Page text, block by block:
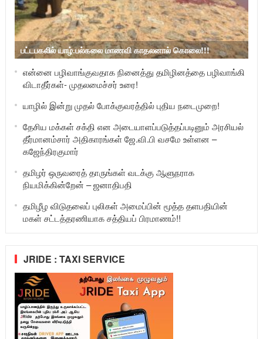
பட்டபகலில் யாழ்.பல்கலை மாணவி காதலனால் கொலை!!!
என்னை பழிவாங்குவதாக நினைத்து தமிழினத்தை பழிவாங்கி
விடாதீர்கள்- முதலமைச்சர் உரை!
யாழில் இன்று முதல் போக்குவரத்தில் புதிய நடைமுறை!
தேசிய மக்கள் சக்தி என அடையாளப்படுத்தப்படினும் அரசியல்
தீர்மானம்சார் அதிகாரங்கள் ஜே.வி.பி வசமே உள்ளன –
கஜேந்திரகுமார்
தமிழர் ஒருவரைத் தாருங்கள் வடக்கு ஆளுநராக
நியமிக்கின்றேன் – ஜனாதிபதி
தமிழீழ விடுதலைப் புலிகள் அமைப்பின் மூத்த தளபதியின்
மகள் சட்டத்தரணியாக சத்தியப் பிரமாணம்!!
JRIDE : TAXI SERVICE